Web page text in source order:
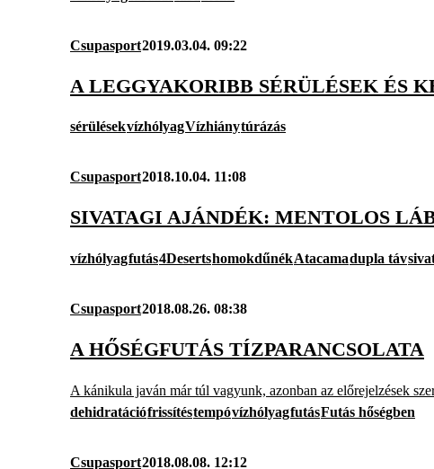
Csupasport2019.03.04. 09:22
A LEGGYAKORIBB SÉRÜLÉSEK ÉS
sérülésekvízhólyagVízhiánytúrázás
Csupasport2018.10.04. 11:08
SIVATAGI AJÁNDÉK: MENTOLOS
vízhólyagfutás4DesertshomokdűnékAtacamadupla táv
Csupasport2018.08.26. 08:38
A HŐSÉGFUTÁS TÍZPARANCSOLATA
A kánikula javán már túl vagyunk, azonban az előrejelzések
dehidratációfrissítéstempóvízhólyagfutásFutás hőségben
Csupasport2018.08.08. 12:12